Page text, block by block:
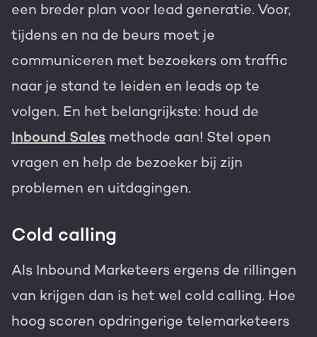
een breder plan voor lead generatie. Voor,
tijdens en na de beurs moet je
communiceren met bezoekers om traffic
naar je stand te leiden en leads op te
volgen. En het belangrijkste: houd de
Inbound Sales methode aan! Stel open
vragen en help de bezoeker bij zijn
problemen en uitdagingen.
Cold calling
Als Inbound Marketeers ergens de rillingen
van krijgen dan is het wel cold calling. Hoe
hoog scoren opdringerige telemarketeers